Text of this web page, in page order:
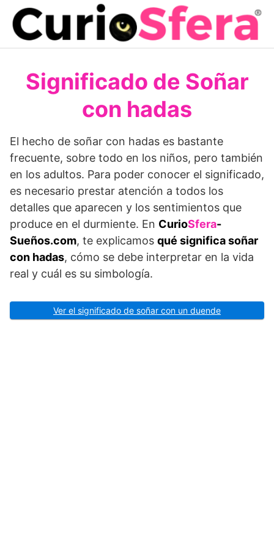
Saltar
contenido
Significado de Soñar
con hadas
El hecho de soñar con hadas es bastante
frecuente, sobre todo en los niños, pero también
en los adultos. Para poder conocer el significado,
es necesario prestar atención a todos los
detalles que aparecen y los sentimientos que
produce en el durmiente. En CurioSfera-
Sueños.com, te explicamos qué significa soñar
con hadas, cómo se debe interpretar en la vida
real y cuál es su simbología.
Ver el significado de soñar con un duende